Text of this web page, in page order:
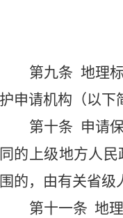
第九条 地理
护申请机构（以下
第十条 申请
同的上级地方人
围的，由有关省级
第十一条 地